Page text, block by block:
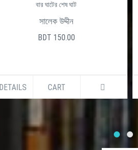
বার ঘাটের শেষ ঘাট
সালেক উদ্দীন
BDT 150.00
DETAILS CART